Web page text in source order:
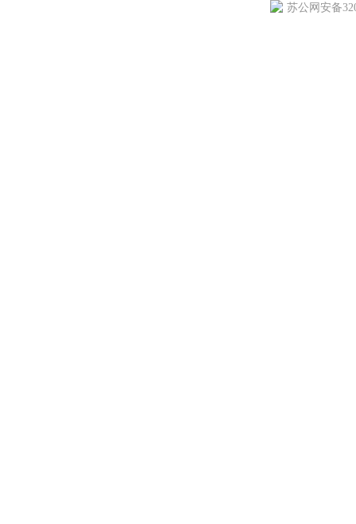
苏公网安备